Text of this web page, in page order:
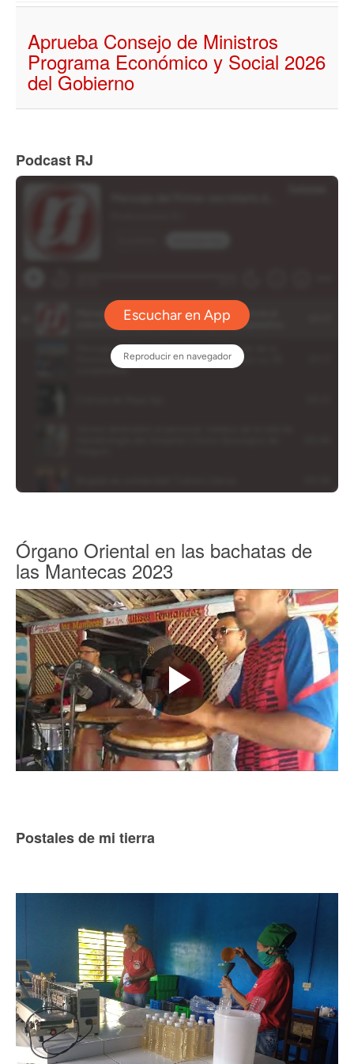
Aprueba Consejo de Ministros
Programa Económico y Social 2026
del Gobierno
Podcast RJ
Órgano Oriental en las bachatas de
las Mantecas 2023
Postales de mi tierra